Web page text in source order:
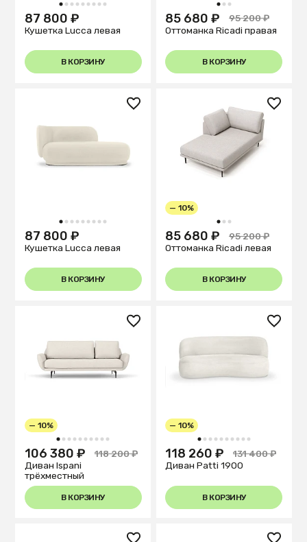
1 2 3 4 5 6 7 8 9
87 800 ₽
Кушетка Lucca левая
В КОРЗИНУ
1 2 3
85 680 ₽
95 200 ₽
Оттоманка Ricadi правая
В КОРЗИНУ
1 2 3 4 5 6 7 8 9
87 800 ₽
Кушетка Lucca левая
В КОРЗИНУ
1 2 3
— 10%
85 680 ₽
95 200 ₽
Оттоманка Ricadi левая
В КОРЗИНУ
1 2 3 4 5 6 7 8 9 10
— 10%
106 380 ₽
118 200 ₽
Диван Ispani
трёхместный
В КОРЗИНУ
1 2 3 4 5 6 7 8 9 10
— 10%
118 260 ₽
131 400 ₽
Диван Patti 1900
В КОРЗИНУ